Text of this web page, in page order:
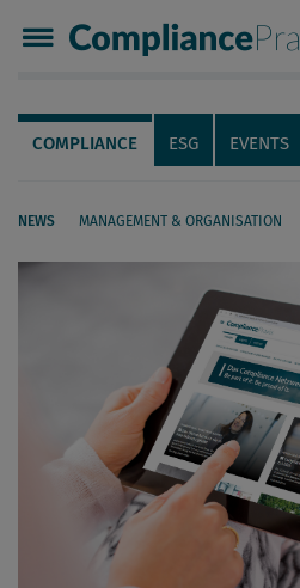
Compliance
Servicenavigation
Navigation
COMPLIANCE ESG EVENTS
NEWS MANAGEMENT & ORGANISATION